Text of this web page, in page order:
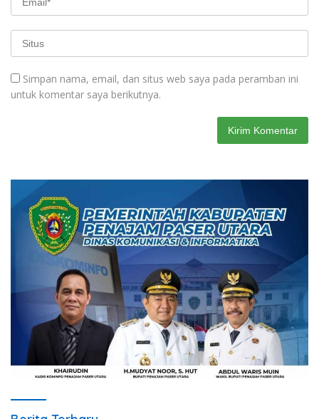
Simpan nama, email, dan situs web saya pada peramban ini
untuk komentar saya berikutnya.